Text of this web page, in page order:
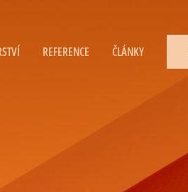
REFERENCE ČLÁNKY